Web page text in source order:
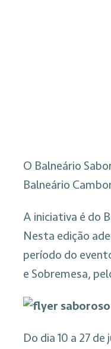
O Balneário
Balneário
A iniciativa é do
Nesta edição
período do
e Sobremesa,
Do dia 10 a 27